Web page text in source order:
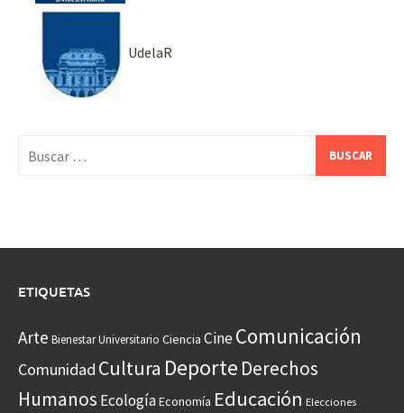
UdelaR
ETIQUETAS
Arte Bienestar Universitario Ciencia CineComunicación
Comunidad Cultura Deporte Derechos
Humanos EcologíaEconomía Educación Elecciones